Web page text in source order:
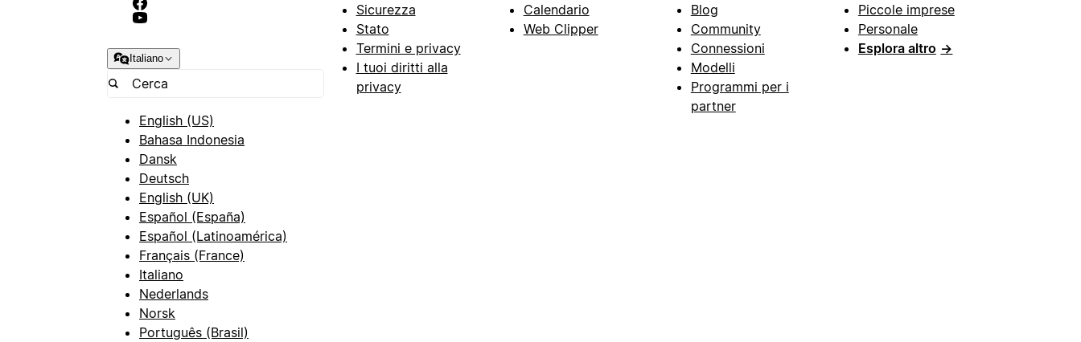
Italiano
English (US)
Bahasa Indonesia
Dansk
Deutsch
English (UK)
Español (España)
Español (Latinoamérica)
Français (France)
Italiano
Nederlands
Norsk
Português (Brasil)
Sicurezza
Stato
Termini e privacy
I tuoi diritti alla
privacy
Calendario
Web Clipper
Blog
Community
Connessioni
Modelli
Programmi per i
partner
Piccole imprese
Personale
Esplora altro →